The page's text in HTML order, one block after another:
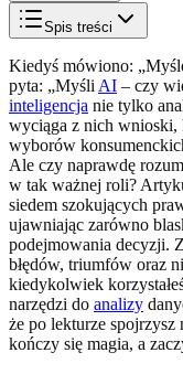
Spis treści
Kiedyś mówiono:
pyta: „Myśli AI – czy
inteligencja nie tylko
wyciąga z nich wnioski,
wyborów
Ale czy naprawdę
w tak ważnej roli?
siedem szokujących
ujawniając zarówno
podejmowania decyzji.
błędów, triumfów oraz
kiedykolwiek
narzędzi do analizy
że po lekturze spojrzysz
kończy się magia, a